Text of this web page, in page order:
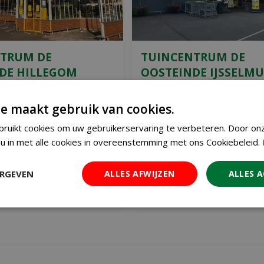
DE
HILLEGOM
de Zandlaan in
grens met
Vanaf de N208 per auto
Hillegom
TUINCENTRUM DE
OOSTEINDE
IJsselmuiden ligt aan de
Koekoeksweg 4 in
IJsselmuiden. Binnendoor
minuten rijden....
maakt gebruik van cookies.
cookies om uw gebruikerservaring te verbeteren. Door
in met alle cookies in overeenstemming met ons Cookiebeleid.
ALLES
ALLES AFWIJZEN